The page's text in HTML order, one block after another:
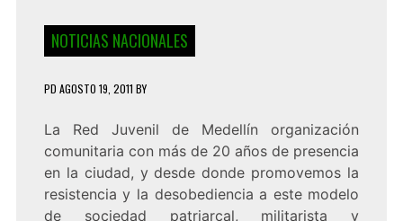
NOTICIAS NACIONALES
PD AGOSTO 19, 2011 BY
La Red Juvenil de Medellín organización
comunitaria con más de 20 años de presencia
en la ciudad, y desde donde promovemos la
resistencia y la desobediencia a este modelo
de sociedad patriarcal, militarista y